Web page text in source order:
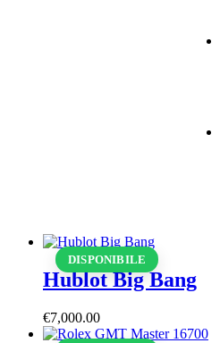
DISPONIBILE
Hublot Big Bang
€7,000.00